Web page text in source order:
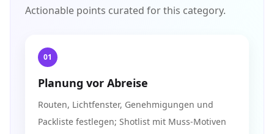
Actionable points curated for this category.
01
Planung vor Abreise
Routen, Lichtfenster, Genehmigungen und
Packliste festlegen; Shotlist mit Muss-Motiven